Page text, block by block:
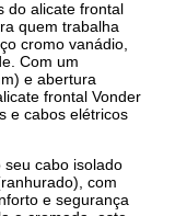
do alicate frontal
quem trabalha
cromo vanádio,
Com um
e abertura
frontal Vonder
e cabos elétricos
cabo isolado
com
e segurança